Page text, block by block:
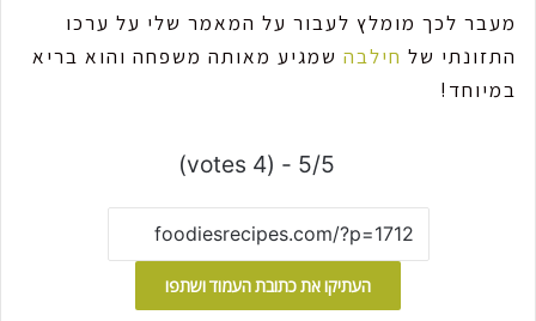
מעבר לכך מומלץ לעבור על המאמר שלי על ערכו
התזונתי של חילבה שמגיע מאותה משפחה והוא בריא
במיוחד!
5/5 - (4 votes)
העתיקו את כתובת העמוד ושתפו